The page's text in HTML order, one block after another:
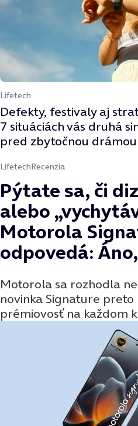
Lifetech
Defekty, festivaly aj
7 situáciách vás druhá
pred zbytočnou drámou
LifetechRecenzia
Pýtate sa, či
alebo
Motorola
odpovedá:
Motorola sa rozhodla
novinka Signature
prémiovosť na každom